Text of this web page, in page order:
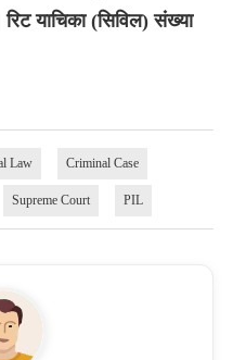
याचिका (सिविल) संख्या
Law Criminal Case
Supreme Court PIL